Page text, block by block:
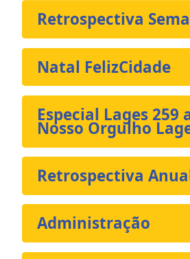
Retrospectiva
Natal FelizCidade
Especial Lages 259
Nosso Orgulho
Retrospectiva
Administração